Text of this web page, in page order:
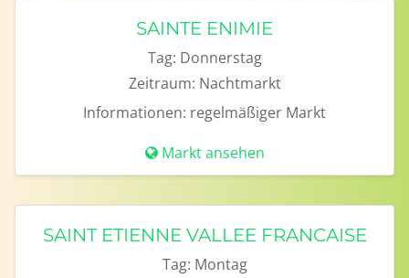
SAINTE ENIMIE
Tag: Donnerstag
Zeitraum: Nachtmarkt
Informationen: regelmäßiger Markt
Markt ansehen
SAINT ETIENNE VALLEE FRANCAISE
Tag: Montag